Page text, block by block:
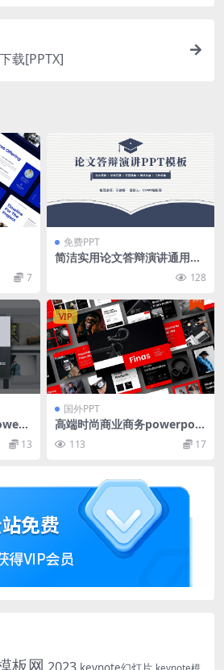
载[PPTX]
7
免费PPT
简洁实用论文答辩演讲通用pp
128
）
13
VIP
国外PPT
高端时尚商业商务powerpoin
t幻灯片演示模板（pptx）
113 17
板网